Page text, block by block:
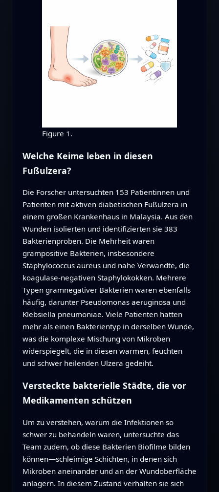
Figure 1.
Welche Keime leben in diesen
Fußulzera?
Die Forscher untersuchten 153 Patientinnen und
Patienten mit aktiven diabetischen Fußulzera in
einem großen Krankenhaus in Malaysia. Aus den
Wunden isolierten und identifizierten sie 383
Bakterienproben. Die Mehrheit waren
grampositive Bakterien, insbesondere
Staphylococcus aureus und nahe Verwandte, die
koagulase-negativen Staphylokokken. Mehrere
Typen gramnegativer Bakterien waren ebenfalls
häufig, darunter Pseudomonas aeruginosa und
Klebsiella pneumoniae. Viele Patienten hatten
mehr als einen Bakterientyp in derselben Wunde,
was die komplexe Mischung von Mikroben
widerspiegelt, die in diesen warmen, feuchten
und schwer heilenden Ulzera gedeiht.
Versteckte bakterielle Städte, die vor
Medikamenten schützen
Um zu verstehen, warum die Infektionen so
schwer zu behandeln waren, untersuchte das
Team zudem, ob diese Bakterien Biofilme bilden
können—schleimige Schichten, in denen sich
Mikroben aneinander und an der Wundoberfläche
anlagern. In diesem Zustand verhalten sie sich